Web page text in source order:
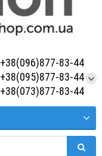
+38(096)877-83-44
+38(095)877-83-44
+38(073)877-83-44